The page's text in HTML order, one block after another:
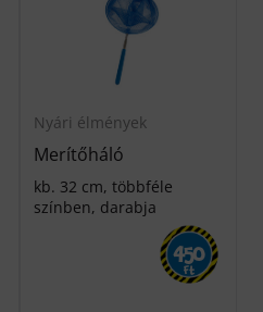
Nyári élmények
Merítőháló
kb. 32 cm, többféle
színben, darabja
450
Ft